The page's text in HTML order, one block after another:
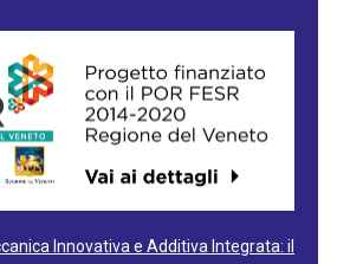
Innovativa e Additiva Integrata: il